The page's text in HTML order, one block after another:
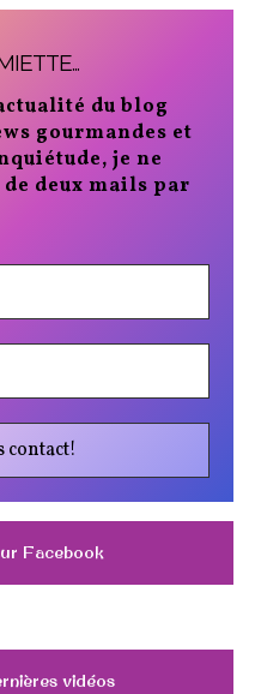
du blog
gourmandes et
je ne
deux mails par
Facebook
vidéos